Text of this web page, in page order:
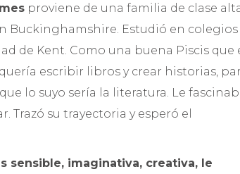
proviene de una familia de clase
Buckinghamshire. Estudió en colegios
de Kent. Como una buena Piscis que
escribir libros y crear historias,
lo suyo sería la literatura. Le
Trazó su trayectoria y esperó el
sensible, imaginativa, creativa, le